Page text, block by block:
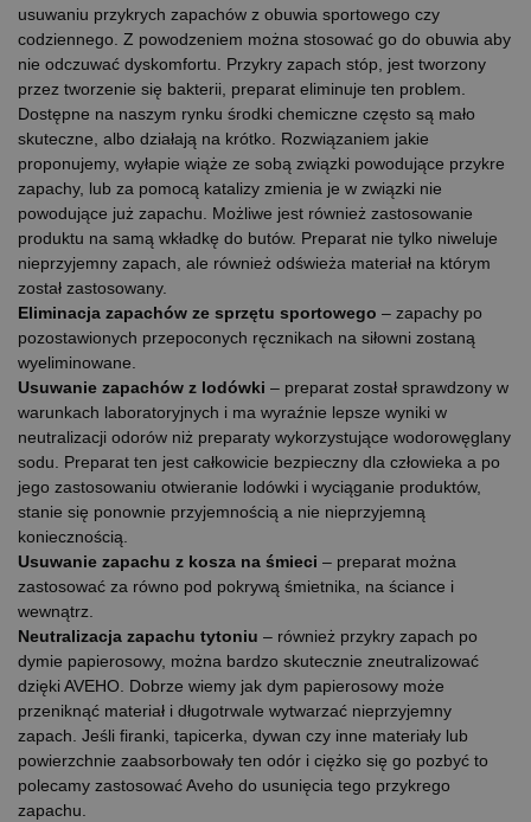
usuwaniu przykrych zapachów z obuwia sportowego czy
codziennego. Z powodzeniem można stosować go do obuwia aby
nie odczuwać dyskomfortu. Przykry zapach stóp, jest tworzony
przez tworzenie się bakterii, preparat eliminuje ten problem.
Dostępne na naszym rynku środki chemiczne często są mało
skuteczne, albo działają na krótko. Rozwiązaniem jakie
proponujemy, wyłapie wiąże ze sobą związki powodujące przykre
zapachy, lub za pomocą katalizy zmienia je w związki nie
powodujące już zapachu. Możliwe jest również zastosowanie
produktu na samą wkładkę do butów. Preparat nie tylko niweluje
nieprzyjemny zapach, ale również odświeża materiał na którym
został zastosowany.
Eliminacja zapachów ze sprzętu sportowego – zapachy po
pozostawionych przepoconych ręcznikach na siłowni zostaną
wyeliminowane.
Usuwanie zapachów z lodówki – preparat został sprawdzony w
warunkach laboratoryjnych i ma wyraźnie lepsze wyniki w
neutralizacji odorów niż preparaty wykorzystujące wodorowęglany
sodu. Preparat ten jest całkowicie bezpieczny dla człowieka a po
jego zastosowaniu otwieranie lodówki i wyciąganie produktów,
stanie się ponownie przyjemnością a nie nieprzyjemną
koniecznością.
Usuwanie zapachu z kosza na śmieci – preparat można
zastosować za równo pod pokrywą śmietnika, na ściance i
wewnątrz.
Neutralizacja zapachu tytoniu – również przykry zapach po
dymie papierosowy, można bardzo skutecznie zneutralizować
dzięki AVEHO. Dobrze wiemy jak dym papierosowy może
przeniknąć materiał i długotrwale wytwarzać nieprzyjemny
zapach. Jeśli firanki, tapicerka, dywan czy inne materiały lub
powierzchnie zaabsorbowały ten odór i ciężko się go pozbyć to
polecamy zastosować Aveho do usunięcia tego przykrego
zapachu.